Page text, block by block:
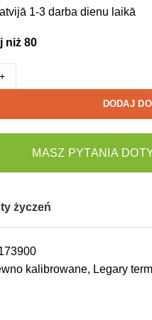
1-3 darba dienu laikā
niż 80
+
DODAJ
MASZ PYTANIA
życzeń
kalibrowane, Legary